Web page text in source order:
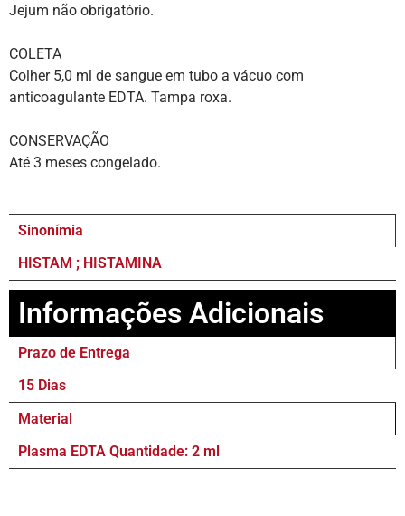
Jejum não obrigatório.
COLETA
Colher 5,0 ml de sangue em tubo a vácuo com
anticoagulante EDTA. Tampa roxa.
CONSERVAÇÃO
Até 3 meses congelado.
Sinonímia
HISTAM ; HISTAMINA
Informações Adicionais
Prazo de Entrega
15 Dias
Material
Plasma EDTA Quantidade: 2 ml